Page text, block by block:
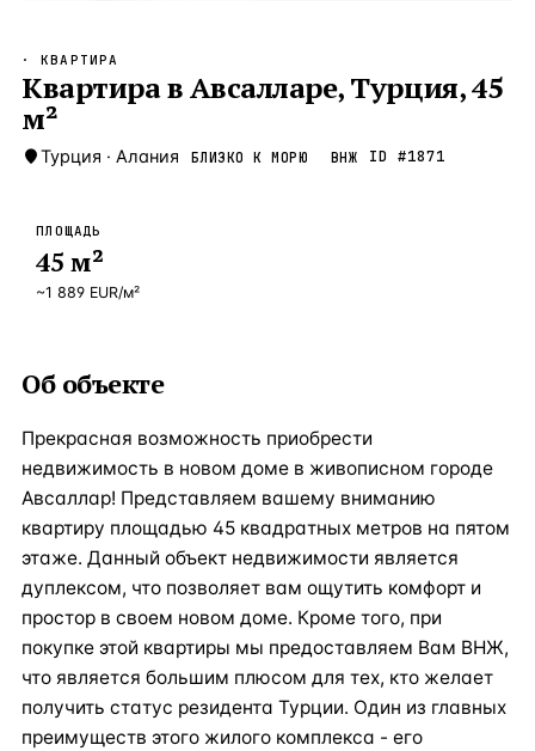
Новороссийск — Локация Россия · 2
Стамбул
Анталия
ЧАСТО ИЩУТ
Турция
· КВАРТИРА
Квартира в Авсалларе, Турция, 45
м²
Турция · Алания БЛИЗКО К МОРЮ ВНЖ ID #1871
ПЛОЩАДЬ
45 м²
~1 889 EUR/м²
Об объекте
Прекрасная возможность приобрести
недвижимость в новом доме в живописном городе
Авсаллар! Представляем вашему вниманию
квартиру площадью 45 квадратных метров на пятом
этаже. Данный объект недвижимости является
дуплексом, что позволяет вам ощутить комфорт и
простор в своем новом доме. Кроме того, при
покупке этой квартиры мы предоставляем Вам ВНЖ,
что является большим плюсом для тех, кто желает
получить статус резидента Турции. Один из главных
преимуществ этого жилого комплекса - его